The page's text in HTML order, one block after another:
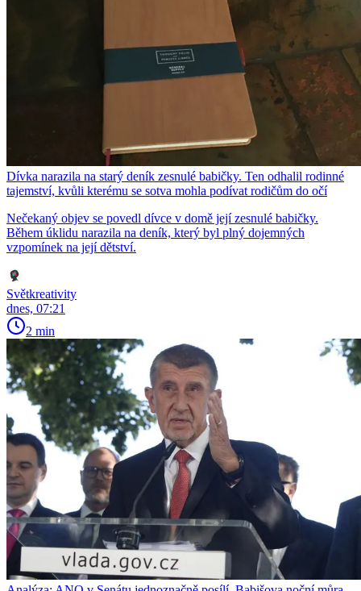
Dívka narazila na starý deník zesnulé babičky. Ten odhalil rodinné
tajemství, kvůli kterému se sotva mohla podívat rodičům do očí
Nečekaný objev se povedl dívce v domě její zesnulé babičky.
Během úklidu narazila na deník, který byl plný dojemných
vzpomínek na její dětství.
Světkreativity
dnes, 07:21
2 min